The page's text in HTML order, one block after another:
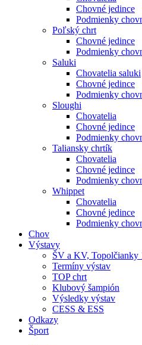
Chovné jedince
Podmienky
Poľský chrt
Chovné jedince
Podmienky
Saluki
Chovatelia saluki
Chovné jedince
Podmienky
Sloughi
Chovatelia
Chovné jedince
Podmienky
Taliansky chrtík
Chovatelia
Chovné jedince
Podmienky
Whippet
Chovatelia
Chovné jedince
Podmienky
Chov
Výstavy
ŠV a KV, Topolčianky
Termíny výstav
TOP chrt
Klubový šampión
Výsledky výstav
CESS & ESS
Odkazy
Šport